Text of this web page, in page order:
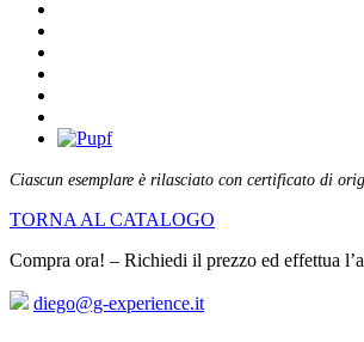
Ciascun esemplare è rilasciato con certificato di
TORNA AL CATALOGO
Compra ora! – Richiedi il prezzo ed effettua
diego@g-experience.it